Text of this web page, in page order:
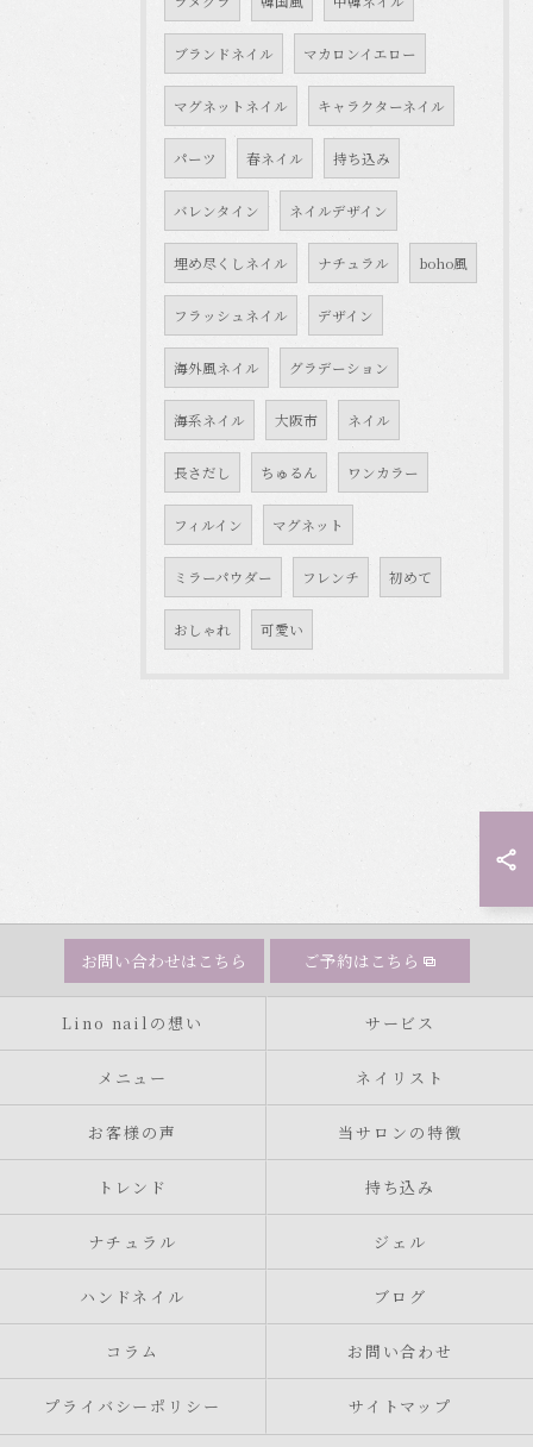
ブランドネイル マカロンイエロー
マグネットネイル キャラクターネイル
パーツ 春ネイル 持ち込み
バレンタイン ネイルデザイン
埋め尽くしネイル ナチュラル boho風
フラッシュネイル デザイン
海外風ネイル グラデーション
海系ネイル 大阪市 ネイル
長さだし ちゅるん ワンカラー
フィルイン マグネット
ミラーパウダー フレンチ 初めて
おしゃれ 可愛い
お問い合わせはこちら ご予約はこちら
Lino nailの想い サービス
メニュー ネイリスト
お客様の声 当サロンの特徴
トレンド 持ち込み
ナチュラル ジェル
ハンドネイル ブログ
コラム お問い合わせ
プライバシーポリシー サイトマップ